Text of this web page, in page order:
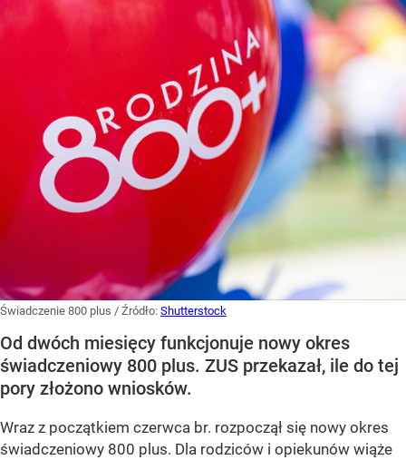
Świadczenie 800 plus / Źródło: Shutterstock
Od dwóch miesięcy funkcjonuje nowy okres
świadczeniowy 800 plus. ZUS przekazał, ile do tej
pory złożono wniosków.
Wraz z początkiem czerwca br. rozpoczął się nowy okres
świadczeniowy 800 plus. Dla rodziców i opiekunów wiąże